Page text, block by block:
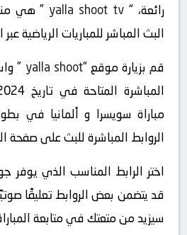
رائعة، “ yalla shoot tv ” هي
البث المباشر للمباريات الرياضية عبر
قم بزيارة موقع “yalla shoot
”
الروابط المباشرة للبث على صفحة
اختر الرابط المناسب الذي يوفر
قد يتضمن بعض الروابط تعليقًا
سيزيد من متعتك في متابعة